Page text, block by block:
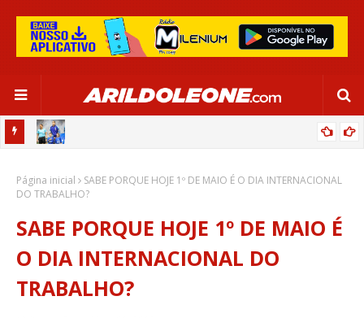
SALVADOR
Página inicial
SABE PORQUE HOJE 1º DE MAIO É O DIA INTERNACIONAL
DO TRABALHO?
SABE PORQUE HOJE 1º DE MAIO É
O DIA INTERNACIONAL DO
TRABALHO?